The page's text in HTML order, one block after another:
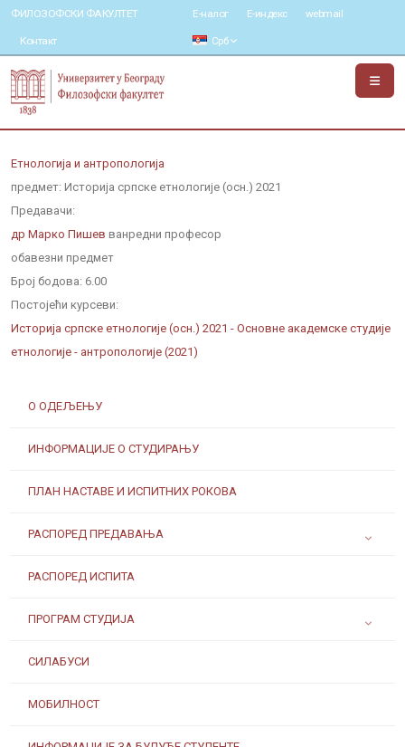
ФИЛОЗОФСКИ ФАКУЛТЕТ
Контакт
Е-налог Е-индекс webmail
Срб
О ОДЕЉЕЊУ
ИНФОРМАЦИЈЕ О СТУДИРАЊУ
ПЛАН НАСТАВЕ И ИСПИТНИХ РОКОВА
РАСПОРЕД ПРЕДАВАЊА
РАСПОРЕД ИСПИТА
ПРОГРАМ СТУДИЈА
СИЛАБУСИ
МОБИЛНОСТ
Етнологија и антропологија
предмет: Историја српске етнологије (осн.) 2021
Предавачи:
др Марко Пишев ванредни професор
обавезни предмет
Број бодова: 6.00
Постојећи курсеви:
Историја српске етнологије (осн.) 2021 - Основне академске студије
етнологије - антропологије (2021)